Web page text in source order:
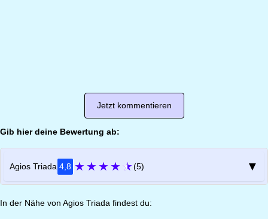
Jetzt kommentieren
Gib hier deine Bewertung ab:
Agios Triada 4,8 ★★★★★(5) ▼
In der Nähe von Agios Triada findest du: